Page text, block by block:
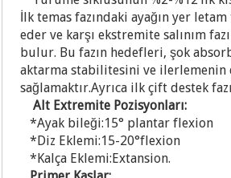
İlk temas fazındaki ayağın yer
eder ve karşı ekstremite salınım
bulur. Bu fazın hedefleri, şok
aktarma stabilitesini ve ilerlemenin
sağlamaktır.Ayrıca ilk çift destek
Alt Extremite Pozisyonları:
*Ayak bileği:15° plantar flexion
*Diz Eklemi:15-20°flexion
*Kalça Eklemi:Extansion.